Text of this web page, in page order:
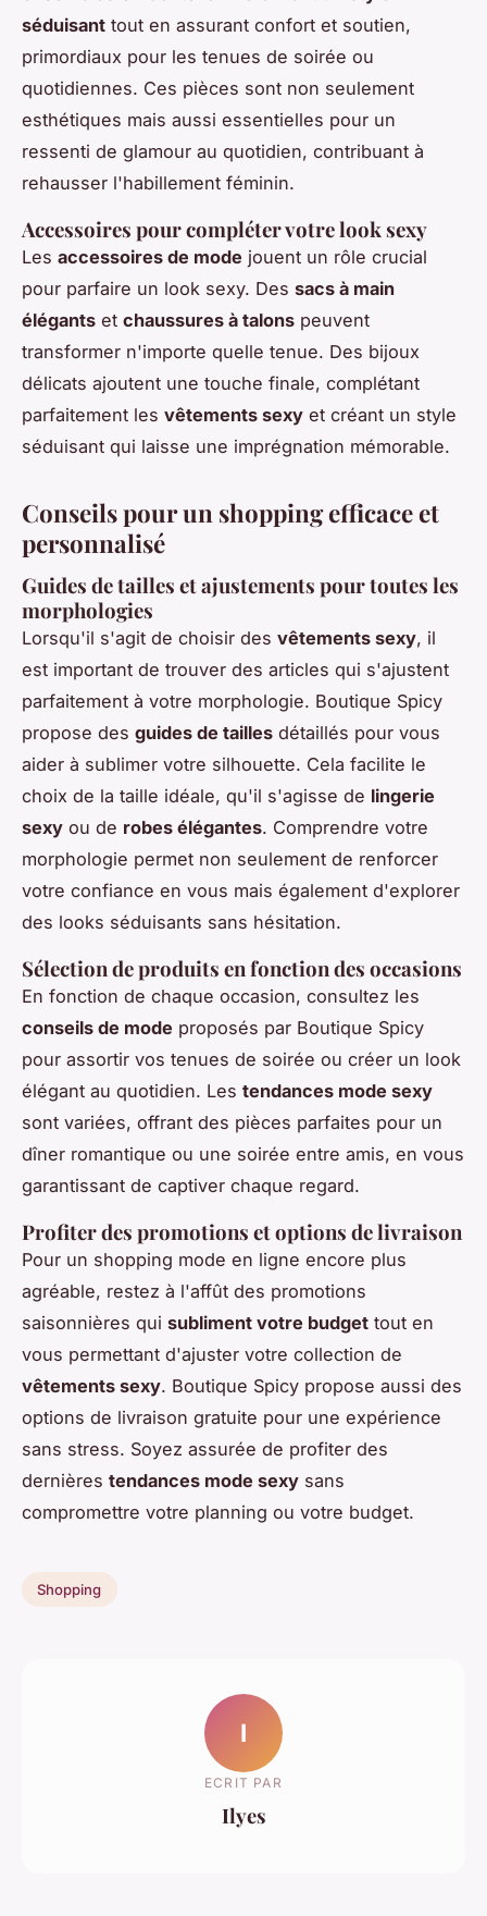
séduisant tout en assurant confort et soutien,
primordiaux pour les tenues de soirée ou
quotidiennes. Ces pièces sont non seulement
esthétiques mais aussi essentielles pour un
ressenti de glamour au quotidien, contribuant à
rehausser l'habillement féminin.
Accessoires pour compléter votre look sexy
Les accessoires de mode jouent un rôle crucial
pour parfaire un look sexy. Des sacs à main
élégants et chaussures à talons peuvent
transformer n'importe quelle tenue. Des bijoux
délicats ajoutent une touche finale, complétant
parfaitement les vêtements sexy et créant un style
séduisant qui laisse une imprégnation mémorable.
Conseils pour un shopping efficace et
personnalisé
Guides de tailles et ajustements pour toutes les
morphologies
Lorsqu'il s'agit de choisir des vêtements sexy, il
est important de trouver des articles qui s'ajustent
parfaitement à votre morphologie. Boutique Spicy
propose des guides de tailles détaillés pour vous
aider à sublimer votre silhouette. Cela facilite le
choix de la taille idéale, qu'il s'agisse de lingerie
sexy ou de robes élégantes. Comprendre votre
morphologie permet non seulement de renforcer
votre confiance en vous mais également d'explorer
des looks séduisants sans hésitation.
Sélection de produits en fonction des occasions
En fonction de chaque occasion, consultez les
conseils de mode proposés par Boutique Spicy
pour assortir vos tenues de soirée ou créer un look
élégant au quotidien. Les tendances mode sexy
sont variées, offrant des pièces parfaites pour un
dîner romantique ou une soirée entre amis, en vous
garantissant de captiver chaque regard.
Profiter des promotions et options de livraison
Pour un shopping mode en ligne encore plus
agréable, restez à l'affût des promotions
saisonnières qui subliment votre budget tout en
vous permettant d'ajuster votre collection de
vêtements sexy. Boutique Spicy propose aussi des
options de livraison gratuite pour une expérience
sans stress. Soyez assurée de profiter des
dernières tendances mode sexy sans
compromettre votre planning ou votre budget.
Shopping
I
ECRIT PAR
Ilyes